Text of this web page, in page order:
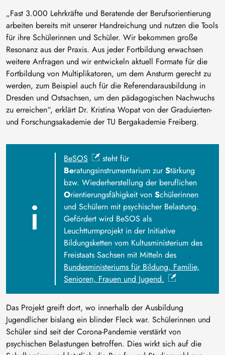
„Fast 3.000 Lehrkräfte und Beratende der Berufsorientierung
arbeiten bereits mit unserer Handreichung und nutzen die Tools
für ihre Schülerinnen und Schüler. Wir bekommen große
Resonanz aus der Praxis. Aus jeder Fortbildung erwachsen
weitere Anfragen und wir entwickeln aktuell Formate für die
Fortbildung von Multiplikatoren, um dem Ansturm gerecht zu
werden, zum Beispiel auch für die Referendarausbildung in
Dresden und Ostsachsen, um den pädagogischen Nachwuchs
zu erreichen“, erklärt Dr. Kristina Wopat von der Graduierten-
und Forschungsakademie der TU Bergakademie Freiberg.
BeSOS
steht für
Beratungsinstrumentarium zurStärkung
bzw. Wiederherstellung der beruflichen
Orientierungsfähigkeit von Schülerinnen
und Schülern mit psychischer Belastung.
Gefördert wird BeSOS als
Leuchtturmprojekt in der Initiative
Bildungsketten vom Kultusministerium des
Freistaats Sachsen mit Mitteln des
Bundesministeriums für Bildung, Familie,
Senioren, Frauen und Jugend.
Das Projekt greift dort, wo innerhalb der Ausbildung
Jugendlicher bislang ein blinder Fleck war. Schülerinnen und
Schüler sind seit der Corona-Pandemie verstärkt von
psychischen Belastungen betroffen. Dies wirkt sich auf die